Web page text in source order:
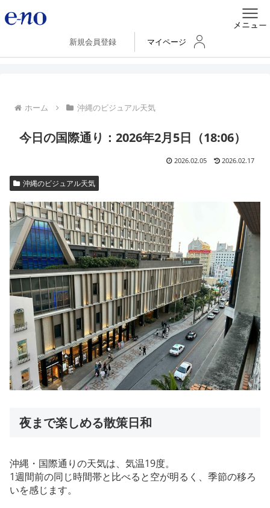
新規会員登録 マイページ
ホーム 沖縄のビジュアル天気
今日の国際通り：2026年2月5日（18:06）
2026.02.05 2026.02.17
沖縄のビジュアル天気
夜まで楽しめる散策日和
沖縄・国際通りの天気は、気温19度。
1週間前の同じ時間帯と比べると空が明るく、季節の移ろ
いを感じます。